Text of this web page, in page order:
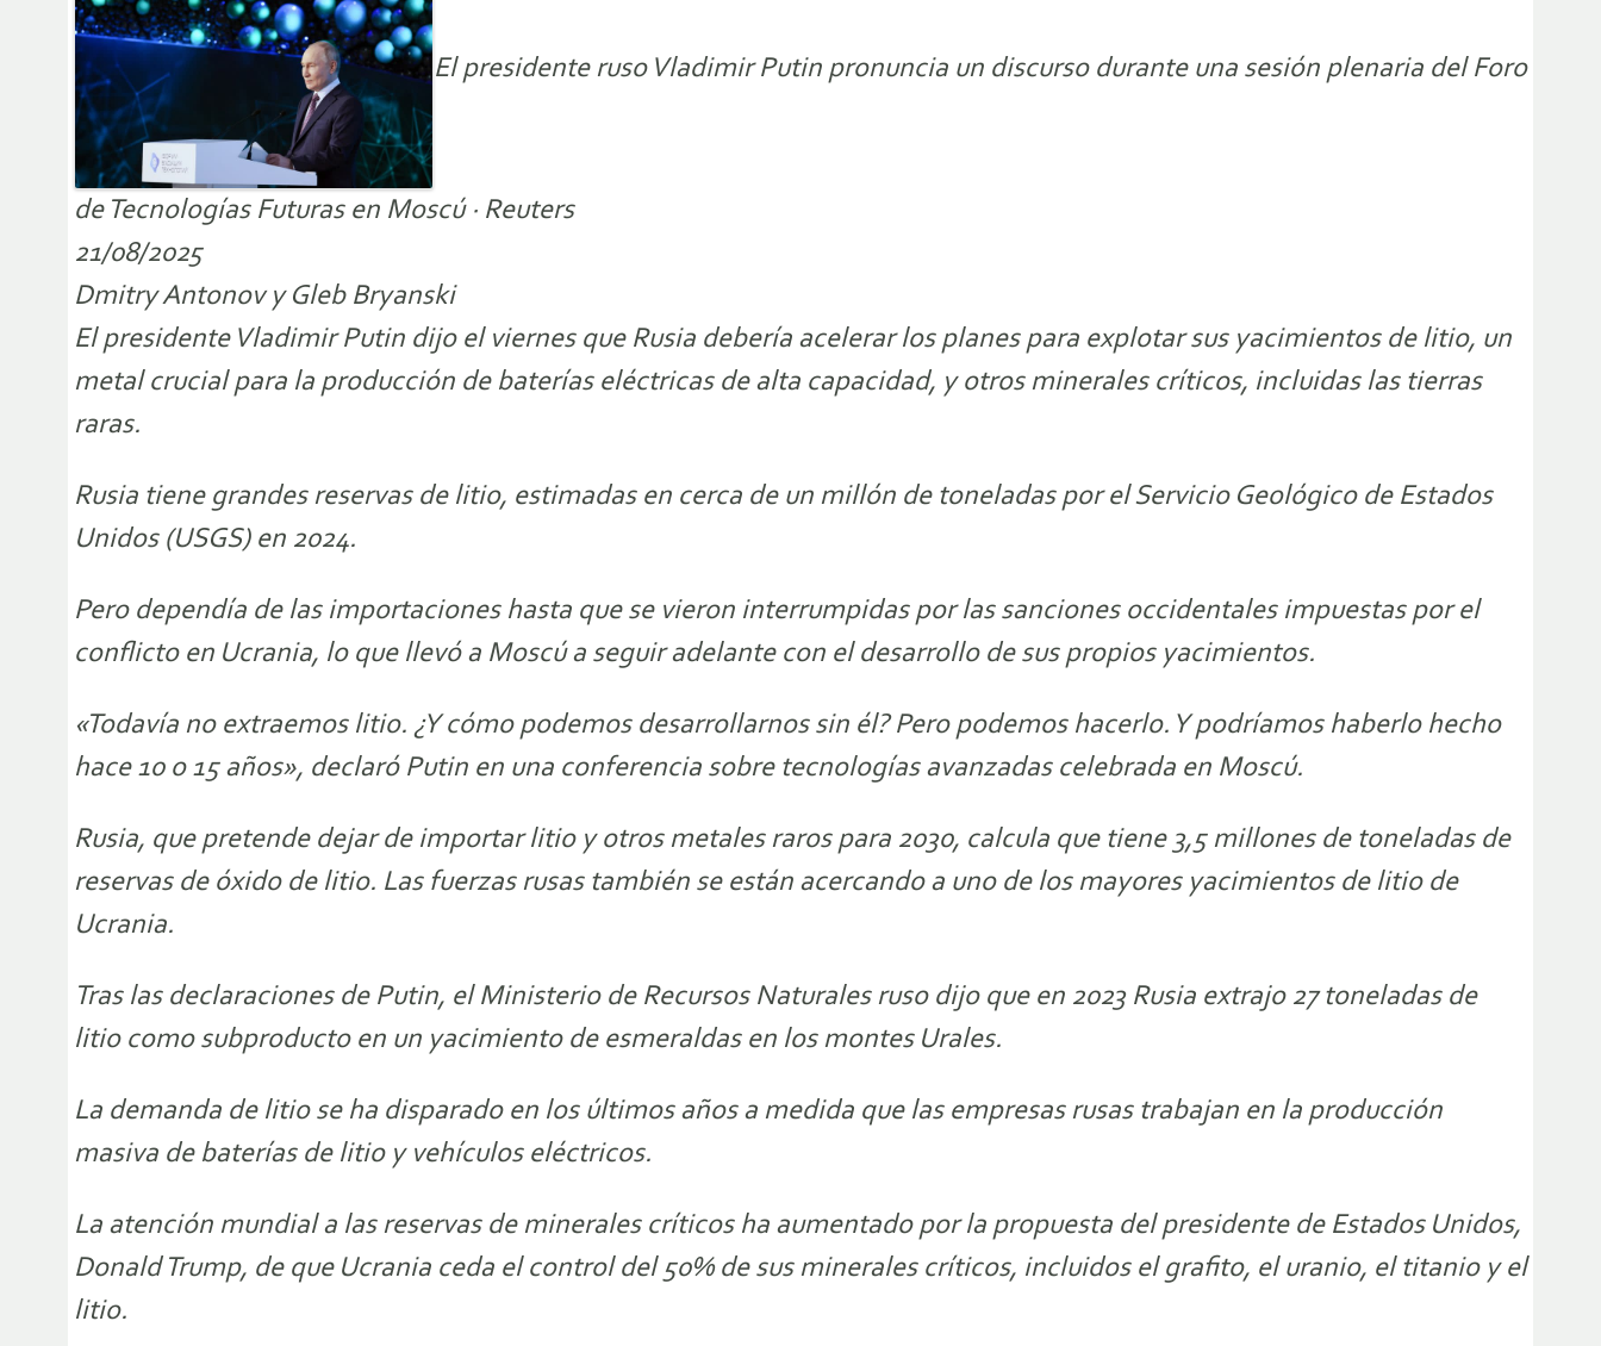
El presidente ruso Vladimir Putin pronuncia un discurso durante una sesión plenaria del Foro
de Tecnologías Futuras en Moscú · Reuters
21/08/2025
Dmitry Antonov y Gleb Bryanski
El presidente Vladimir Putin dijo el viernes que Rusia debería acelerar los planes para explotar sus yacimientos de litio, un
metal crucial para la producción de baterías eléctricas de alta capacidad, y otros minerales críticos, incluidas las tierras
raras.
Rusia tiene grandes reservas de litio, estimadas en cerca de un millón de toneladas por el Servicio Geológico de Estados
Unidos (USGS) en 2024.
Pero dependía de las importaciones hasta que se vieron interrumpidas por las sanciones occidentales impuestas por el
conflicto en Ucrania, lo que llevó a Moscú a seguir adelante con el desarrollo de sus propios yacimientos.
«Todavía no extraemos litio. ¿Y cómo podemos desarrollarnos sin él? Pero podemos hacerlo. Y podríamos haberlo hecho
hace 10 o 15 años», declaró Putin en una conferencia sobre tecnologías avanzadas celebrada en Moscú.
Rusia, que pretende dejar de importar litio y otros metales raros para 2030, calcula que tiene 3,5 millones de toneladas de
reservas de óxido de litio. Las fuerzas rusas también se están acercando a uno de los mayores yacimientos de litio de
Ucrania.
Tras las declaraciones de Putin, el Ministerio de Recursos Naturales ruso dijo que en 2023 Rusia extrajo 27 toneladas de
litio como subproducto en un yacimiento de esmeraldas en los montes Urales.
La demanda de litio se ha disparado en los últimos años a medida que las empresas rusas trabajan en la producción
masiva de baterías de litio y vehículos eléctricos.
La atención mundial a las reservas de minerales críticos ha aumentado por la propuesta del presidente de Estados Unidos,
Donald Trump, de que Ucrania ceda el control del 50% de sus minerales críticos, incluidos el grafito, el uranio, el titanio y el
litio.